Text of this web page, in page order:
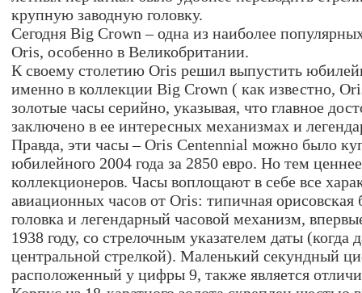
крупную заводную головку.
Сегодня Big Crown – одна из наиболее
Oris, особенно в Великобритании.
К своему столетию Oris решил выпустить
именно в коллекции Big Crown ( как известно,
золотые часы серийно, указывая, что главное
заключено в ее интересных механизмах и
Правда, эти часы – Oris Centennial можно было
юбилейного 2004 года за 2850 евро. Но тем
коллекционеров. Часы воплощают в себе все
авиационных часов от Oris: типичная орисовская
головка и легендарный часовой механизм,
1938 году, со стрелочным указателем даты (когда
центральной стрелкой). Маленький секундный
расположенный у цифры 9, также является